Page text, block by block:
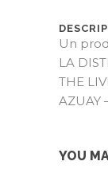
Un
LA
THE
AZUAY
YOU